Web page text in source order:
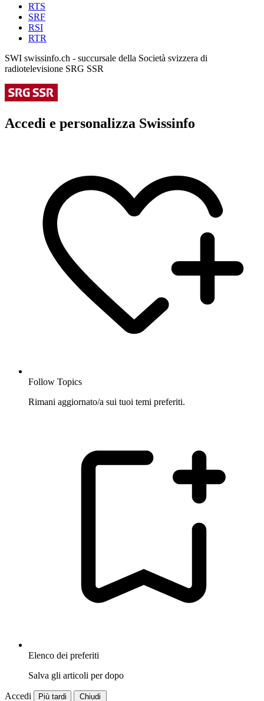
RTS
SRF
RSI
RTR
SWI swissinfo.ch - succursale della Società svizzera di
radiotelevisione SRG SSR
Accedi e personalizza Swissinfo
Follow Topics
Rimani aggiornato/a sui tuoi temi preferiti.
Elenco dei preferiti
Salva gli articoli per dopo
Accedi Più tardi Chiudi